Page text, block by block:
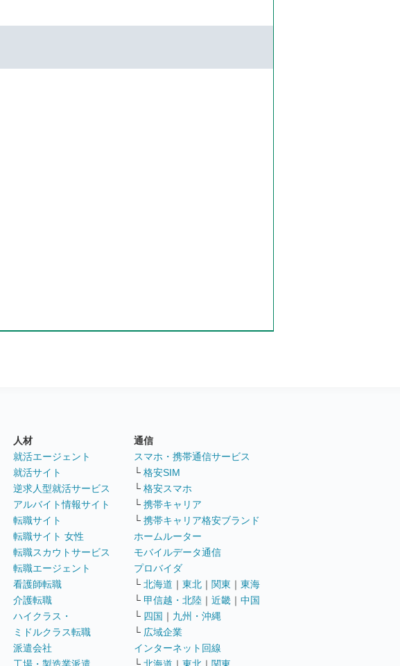
人材
就活エージェント
就活サイト
逆求人型就活サービス
アルバイト情報サイト
転職サイト
転職サイト 女性
転職スカウトサービス
転職エージェント
看護師転職
介護転職
ハイクラス・
ミドルクラス転職
派遣会社
通信
スマホ・携帯通信サービス
└ 格安SIM
└ 格安スマホ
└ 携帯キャリア
└ 携帯キャリア格安ブランド
ホームルーター
モバイルデータ通信
プロバイダ
└ 北海道 ｜ 東北 ｜ 関東 ｜ 東海
└ 甲信越・北陸 ｜ 近畿 ｜ 中国
└ 四国 ｜ 九州・沖縄
└ 広域企業
インターネット回線